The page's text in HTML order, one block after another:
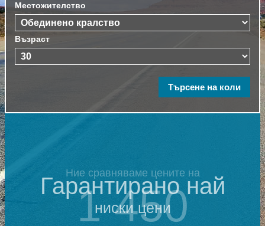
Местожителство
Възраст
Ние сравняваме цените на
1 450
Гарантирано най
ниски цени